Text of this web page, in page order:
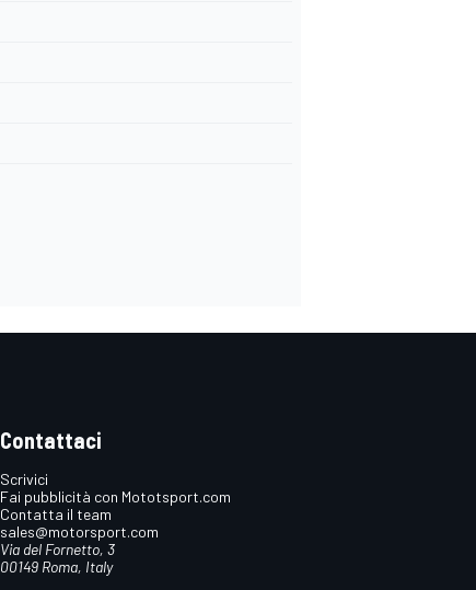
Contattaci
Scrivici
Fai pubblicità con Mototsport.com
Contatta il team
sales@motorsport.com
Via del Fornetto, 3
00149 Roma, Italy